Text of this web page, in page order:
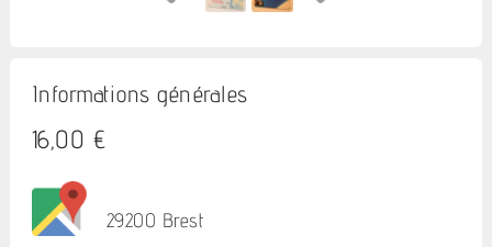
Informations générales
16,00 €
29200 Brest